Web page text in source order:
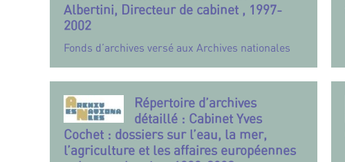
Albertini, Directeur de cabinet , 1997-
2002
Fonds d’archives versé aux Archives nationales
Répertoire d’archives
détaillé : Cabinet Yves
Cochet : dossiers sur l’eau, la mer,
l’agriculture et les affaires européennes